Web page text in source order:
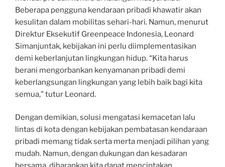
Beberapa pengguna kendaraan pribadi khawatir akan
kesulitan dalam mobilitas sehari-hari. Namun, menurut
Direktur Eksekutif Greenpeace Indonesia, Leonard
Simanjuntak, kebijakan ini perlu diimplementasikan
demi keberlanjutan lingkungan hidup. “Kita harus
berani mengorbankan kenyamanan pribadi demi
keberlangsungan lingkungan yang lebih baik bagi kita
semua,” tutur Leonard.
Dengan demikian, solusi mengatasi kemacetan lalu
lintas di kota dengan kebijakan pembatasan kendaraan
pribadi memang tidak serta merta menjadi pilihan yang
mudah. Namun, dengan dukungan dan kesadaran